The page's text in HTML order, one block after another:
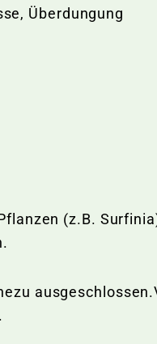
Überdungung
(z.B.